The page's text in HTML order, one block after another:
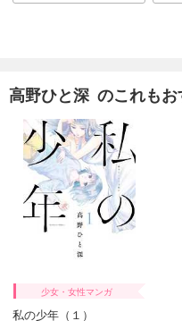
高野ひと深 のこれもお
少女・女性マンガ
私の少年（１）